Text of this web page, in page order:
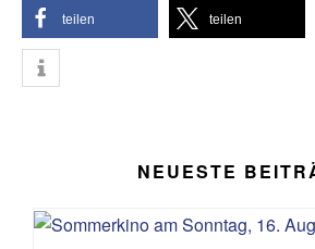
teilen teilen
NEUESTE